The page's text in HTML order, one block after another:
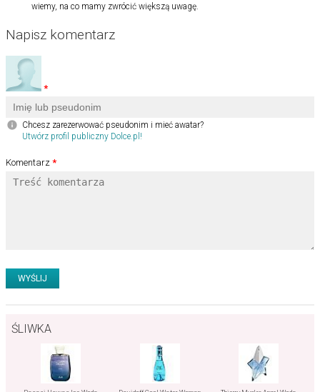
wiemy, na co mamy zwrócić większą uwagę.
Napisz komentarz
Chcesz zarezerwować pseudonim i mieć awatar?
Utwórz profil publiczny Dolce.pl!
Komentarz
ŚLIWKA